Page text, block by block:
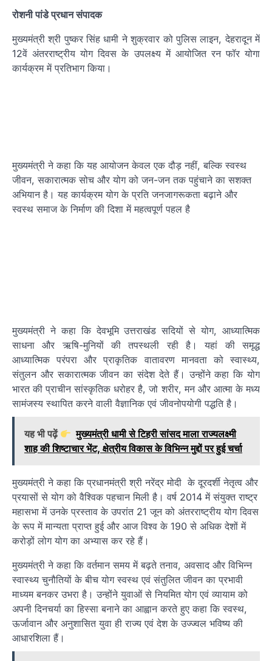
रोशनी पांडे प्रधान संपादक
मुख्यमंत्री श्री पुष्कर सिंह धामी ने शुक्रवार को पुलिस लाइन, देहरादून में
12वें अंतरराष्ट्रीय योग दिवस के उपलक्ष्य में आयोजित रन फॉर योगा
कार्यक्रम में प्रतिभाग किया।
मुख्यमंत्री ने कहा कि यह आयोजन केवल एक दौड़ नहीं, बल्कि स्वस्थ
जीवन, सकारात्मक सोच और योग को जन-जन तक पहुंचाने का सशक्त
अभियान है। यह कार्यक्रम योग के प्रति जनजागरूकता बढ़ाने और
स्वस्थ समाज के निर्माण की दिशा में महत्वपूर्ण पहल है
मुख्यमंत्री ने कहा कि देवभूमि उत्तराखंड सदियों से योग, आध्यात्मिक
साधना और ऋषि-मुनियों की तपस्थली रही है। यहां की समृद्ध
आध्यात्मिक परंपरा और प्राकृतिक वातावरण मानवता को स्वास्थ्य,
संतुलन और सकारात्मक जीवन का संदेश देते हैं। उन्होंने कहा कि योग
भारत की प्राचीन सांस्कृतिक धरोहर है, जो शरीर, मन और आत्मा के मध्य
सामंजस्य स्थापित करने वाली वैज्ञानिक एवं जीवनोपयोगी पद्धति है।
यह भी पढ़ें
मुख्यमंत्री धामी से टिहरी सांसद माला राज्यलक्ष्मी
शाह की शिष्टाचार भेंट, क्षेत्रीय विकास के विभिन्न मुद्दों पर हुई चर्चा
मुख्यमंत्री ने कहा कि प्रधानमंत्री श्री नरेंद्र मोदी के दूरदर्शी नेतृत्व और
प्रयासों से योग को वैश्विक पहचान मिली है। वर्ष 2014 में संयुक्त राष्ट्र
महासभा में उनके प्रस्ताव के उपरांत 21 जून को अंतरराष्ट्रीय योग दिवस
के रूप में मान्यता प्राप्त हुई और आज विश्व के 190 से अधिक देशों में
करोड़ों लोग योग का अभ्यास कर रहे हैं।
मुख्यमंत्री ने कहा कि वर्तमान समय में बढ़ते तनाव, अवसाद और विभिन्न
स्वास्थ्य चुनौतियों के बीच योग स्वस्थ एवं संतुलित जीवन का प्रभावी
माध्यम बनकर उभरा है। उन्होंने युवाओं से नियमित योग एवं व्यायाम को
अपनी दिनचर्या का हिस्सा बनाने का आह्वान करते हुए कहा कि स्वस्थ,
ऊर्जावान और अनुशासित युवा ही राज्य एवं देश के उज्ज्वल भविष्य की
आधारशिला हैं।